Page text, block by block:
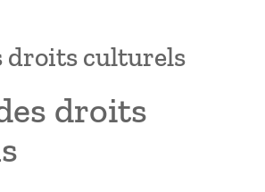
droits culturels
droits